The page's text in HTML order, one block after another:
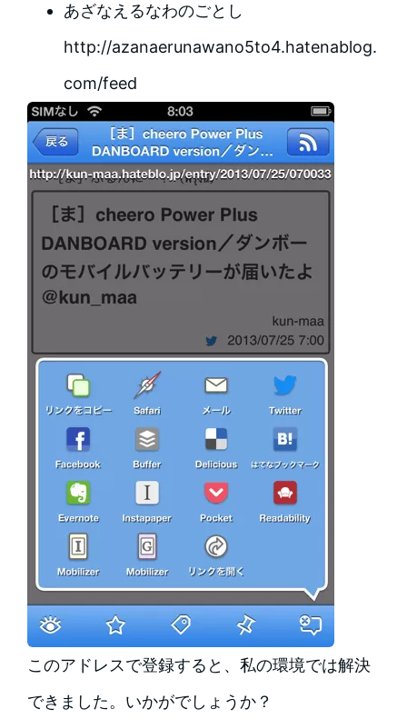
あざなえるなわのごとし
http://azanaerunawano5to4.hatenablog.
com/feed
このアドレスで登録すると、私の環境では解決
できました。いかがでしょうか？